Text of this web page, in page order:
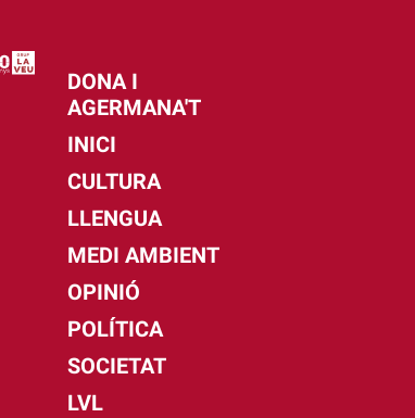
DONA I
AGERMANA'T
INICI
CULTURA
LLENGUA
MEDI AMBIENT
OPINIÓ
POLÍTICA
SOCIETAT
LVL